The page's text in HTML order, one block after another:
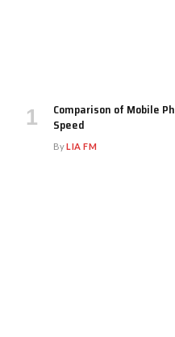
Comparison of Mobile
Speed
ByLIA FM